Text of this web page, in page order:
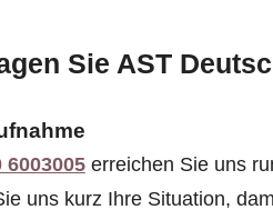
Sie AST
6003005erreichen Sie uns
uns kurz Ihre Situation,